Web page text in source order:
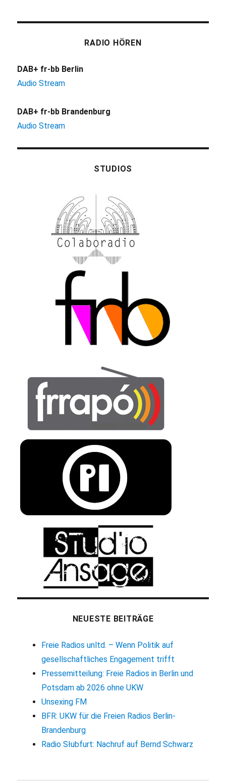
RADIO HÖREN
DAB+ fr-bb Berlin
Audio Stream
DAB+ fr-bb Brandenburg
Audio Stream
STUDIOS
NEUESTE BEITRÄGE
Freie Radios unltd. – Wenn Politik auf
gesellschaftliches Engagement trifft
Pressemitteilung: Freie Radios in Berlin und
Potsdam ab 2026 ohne UKW
Unsexing FM
BFR: UKW für die Freien Radios Berlin-
Brandenburg
Radio Słubfurt: Nachruf auf Bernd Schwarz